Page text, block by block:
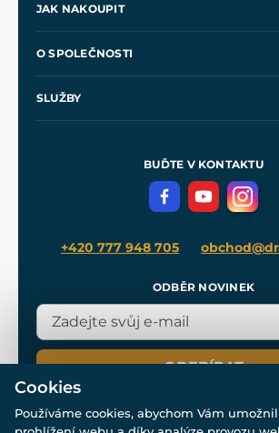
JAK NAKOUPIT
Velkoobchod
O SPOLEČNOSTI
SLUŽBY
Meče pro Kingdom Come
BUĎTE V KONTAKTU
+420 777 948 705
ODBĚR NOVINEK
ODEBÍRAT
Cookies
Používáme cookies, abychom Vám